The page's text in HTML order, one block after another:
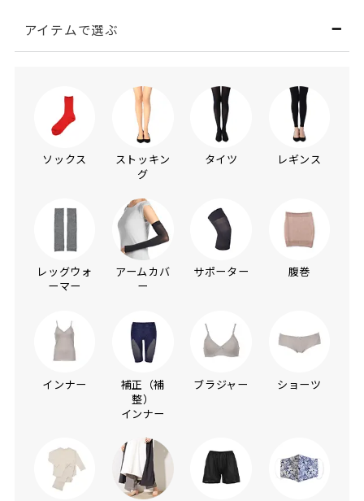
アイテムで選ぶ
ソックス
ストッキン
グ
タイツ レギンス
レッグウォ
ーマー
アームカバ
ー
サポーター 腹巻
インナー
補正（補
整）
インナー
ブラジャー ショーツ